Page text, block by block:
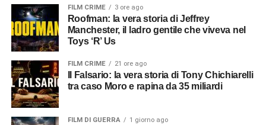
FILM CRIME 3 ore ago
Roofman: la vera storia di Jeffrey
Manchester, il ladro gentile che viveva nel
Toys ‘R’ Us
FILM CRIME 21 ore ago
tra caso Moro e rapina da 35 miliardi
FILM DI GUERRA 1 giorno ago